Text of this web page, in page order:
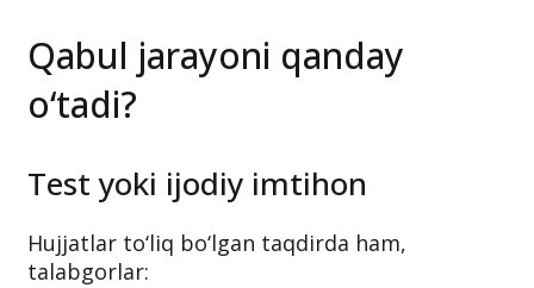
Qabul jarayoni qanday
o‘tadi?
Test yoki ijodiy imtihon
Hujjatlar to‘liq bo‘lgan taqdirda ham,
talabgorlar: